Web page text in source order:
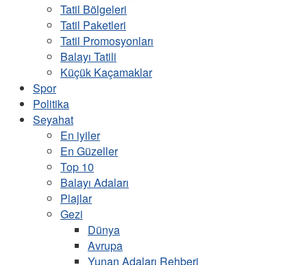
Tatil Bölgeleri
Tatil Paketleri
Tatil Promosyonları
Balayı Tatili
Küçük Kaçamaklar
Spor
Politika
Seyahat
En iyiler
En Güzeller
Top 10
Balayı Adaları
Plajlar
Gezi
Dünya
Avrupa
Yunan Adaları Rehberi